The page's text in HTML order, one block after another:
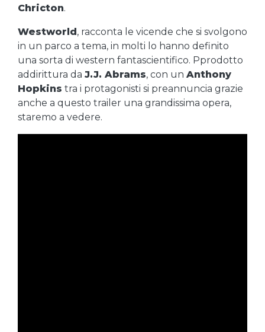
Chricton.
Westworld, racconta le vicende che si svolgono
in un parco a tema, in molti lo hanno definito
una sorta di western fantascientifico. Pprodotto
addirittura da J.J. Abrams, con un Anthony
Hopkins tra i protagonisti si preannuncia grazie
anche a questo trailer una grandissima opera,
staremo a vedere.